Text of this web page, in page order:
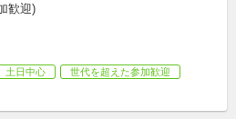
他雑費：会場型のみ（お菓子・飲み
歓迎)
土日中心
世代を超えた参加歓迎